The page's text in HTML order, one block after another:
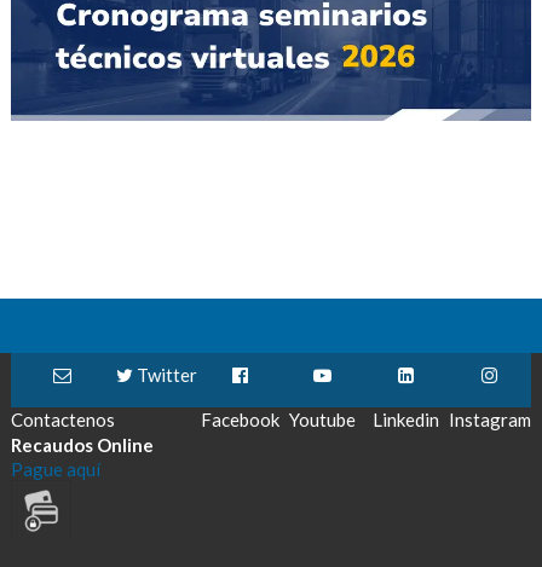
Contactenos
Twitter
Facebook Youtube Linkedin Instagram
Recaudos Online
Pague aquí